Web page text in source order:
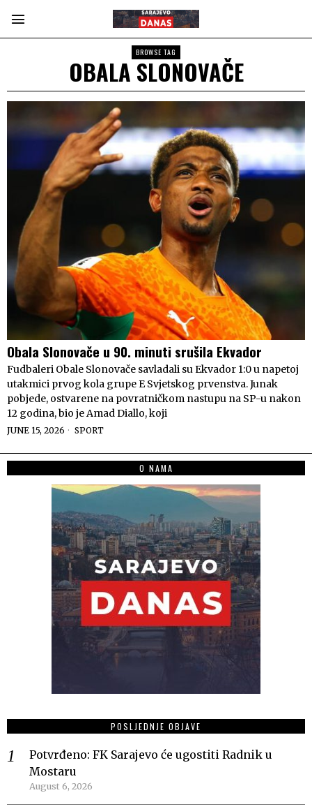
BROWSE TAG
OBALA SLONOVAČE
Obala Slonovače u 90. minuti srušila Ekvador
Fudbaleri Obale Slonovače savladali su Ekvador 1:0 u napetoj
utakmici prvog kola grupe E Svjetskog prvenstva. Junak
pobjede, ostvarene na povratničkom nastupu na SP-u nakon
12 godina, bio je Amad Diallo, koji
JUNE 15, 2026 SPORT
O NAMA
POSLJEDNJE OBJAVE
Potvrđeno: FK Sarajevo će ugostiti Radnik u
Mostaru
August 6, 2026